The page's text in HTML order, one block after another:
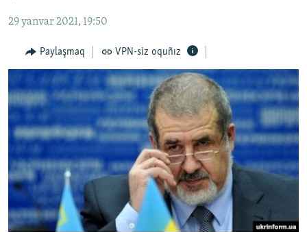
İNSAN AQLARI
VİDEO
SÜRET
BLOGLAR
FİKİR
Русский
Українською
QOŞULIÑIZ!
29 yanvar 2021, 19:50
Paylaşmaq VPN-siz oquñız